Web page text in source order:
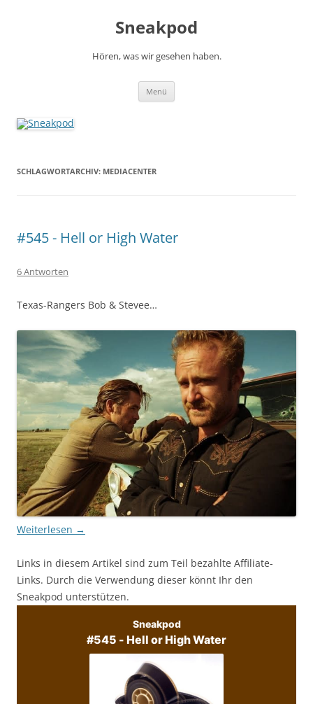
Sneakpod
Hören, was wir gesehen haben.
Menü
SCHLAGWORTARCHIV: MEDIACENTER
#545 - Hell or High Water
6 Antworten
Texas-Rangers Bob & Stevee…
Weiterlesen →
Links in diesem Artikel sind zum Teil bezahlte Affiliate-
Links. Durch die Verwendung dieser könnt Ihr den
Sneakpod unterstützen.